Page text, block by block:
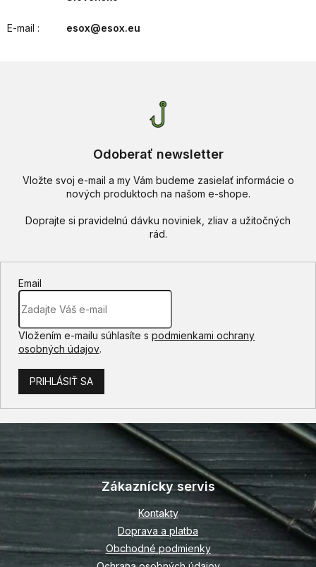
E-mail : esox@esox.eu
Odoberať newsletter
Vložte svoj e-mail a my Vám budeme zasielať informácie o
nových produktoch na našom e-shope.
Email
Vložením e-mailu súhlasíte s podmienkami ochrany
osobných údajov.
PRIHLÁSIŤ SA
Z
á
p
ä
e
Zákaznícky servis
Kontakty
Doprava a platba
Obchodné podmienky